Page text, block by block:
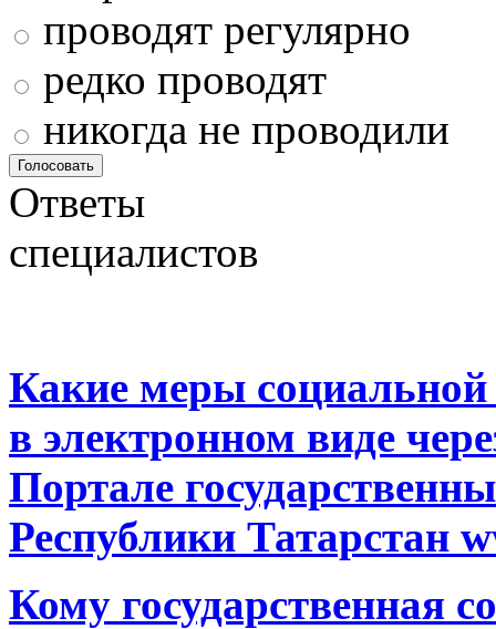
проводят регулярно
редко проводят
никогда не проводили
Ответы
специалистов
Какие меры
в электронном виде
Портале
Республики Татарстан
Кому государственная